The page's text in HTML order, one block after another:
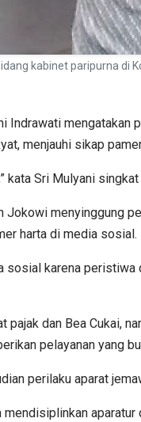
kabinet paripurna
Indrawati
menjauhi sikap
kata Sri Mulyani
Jokowi menyinggung
harta di media sosial.
sosial karena
pajak dan Bea Cukai,
pelayanan yang
perilaku aparat